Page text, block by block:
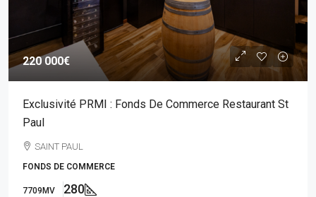
220 000€
Exclusivité PRMI : Fonds De Commerce Restaurant St
Paul
SAINT PAUL
FONDS DE COMMERCE
7709MV
280